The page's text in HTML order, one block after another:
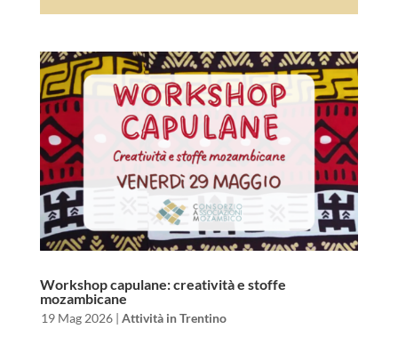
Workshop capulane: creatività e stoffe
mozambicane
19 Mag 2026| Attività in Trentino